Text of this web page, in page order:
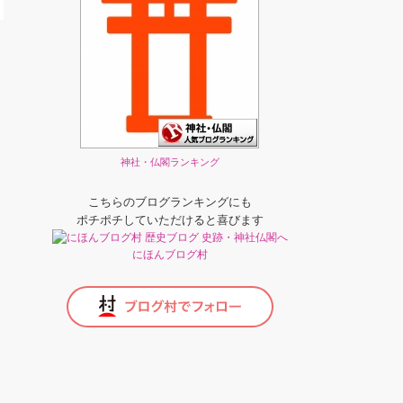
神社・仏閣ランキング
こちらのブログランキングにも
ポチポチしていただけると喜びます
にほんブログ村